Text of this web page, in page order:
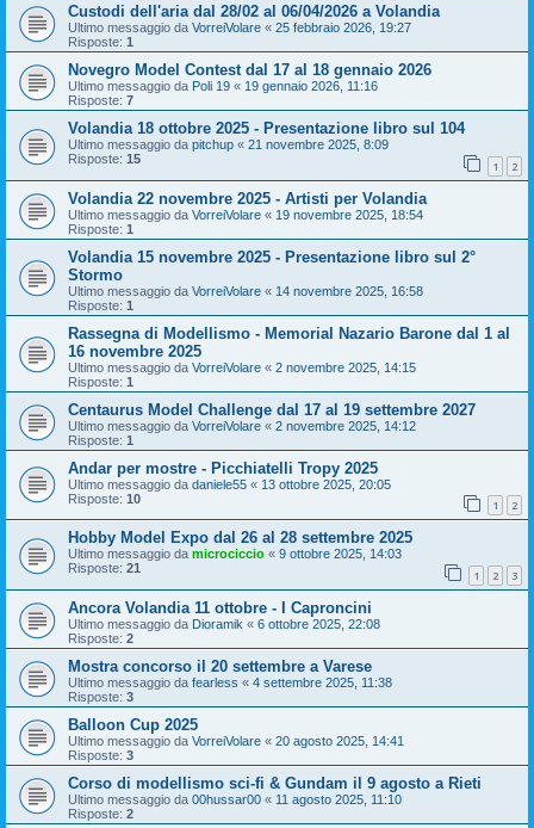
Custodi dell'aria dal 28/02 al 06/04/2026 a Volandia
Ultimo messaggio da VorreiVolare « 25 febbraio 2026, 19:27
Risposte: 1
Novegro Model Contest dal 17 al 18 gennaio 2026
Ultimo messaggio da Poli 19 « 19 gennaio 2026, 11:16
Risposte: 7
Volandia 18 ottobre 2025 - Presentazione libro sul 104
Ultimo messaggio da pitchup « 21 novembre 2025, 8:09
Risposte: 15 1 2
Volandia 22 novembre 2025 - Artisti per Volandia
Ultimo messaggio da VorreiVolare « 19 novembre 2025, 18:54
Risposte: 1
Volandia 15 novembre 2025 - Presentazione libro sul 2°
Stormo
Ultimo messaggio da VorreiVolare « 14 novembre 2025, 16:58
Risposte: 1
Rassegna di Modellismo - Memorial Nazario Barone dal 1 al
16 novembre 2025
Ultimo messaggio da VorreiVolare « 2 novembre 2025, 14:15
Risposte: 1
Centaurus Model Challenge dal 17 al 19 settembre 2027
Ultimo messaggio da VorreiVolare « 2 novembre 2025, 14:12
Risposte: 1
Andar per mostre - Picchiatelli Tropy 2025
Ultimo messaggio da daniele55 « 13 ottobre 2025, 20:05
Risposte: 10 1 2
Hobby Model Expo dal 26 al 28 settembre 2025
Ultimo messaggio da microciccio « 9 ottobre 2025, 14:03
Risposte: 21 1 2 3
Ancora Volandia 11 ottobre - I Caproncini
Ultimo messaggio da Dioramik « 6 ottobre 2025, 22:08
Risposte: 2
Mostra concorso il 20 settembre a Varese
Ultimo messaggio da fearless « 4 settembre 2025, 11:38
Risposte: 3
Balloon Cup 2025
Ultimo messaggio da VorreiVolare « 20 agosto 2025, 14:41
Risposte: 3
Corso di modellismo sci-fi & Gundam il 9 agosto a Rieti
Ultimo messaggio da 00hussar00 « 11 agosto 2025, 11:10
Risposte: 2